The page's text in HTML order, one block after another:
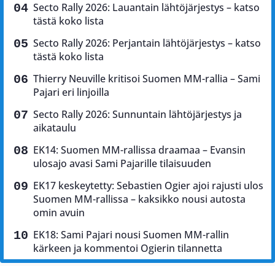
Secto Rally 2026: Lauantain lähtöjärjestys – katso
tästä koko lista
Secto Rally 2026: Perjantain lähtöjärjestys – katso
tästä koko lista
Thierry Neuville kritisoi Suomen MM-rallia – Sami
Pajari eri linjoilla
Secto Rally 2026: Sunnuntain lähtöjärjestys ja
aikataulu
EK14: Suomen MM-rallissa draamaa – Evansin
ulosajo avasi Sami Pajarille tilaisuuden
EK17 keskeytetty: Sebastien Ogier ajoi rajusti ulos
Suomen MM-rallissa – kaksikko nousi autosta
omin avuin
EK18: Sami Pajari nousi Suomen MM-rallin
kärkeen ja kommentoi Ogierin tilannetta